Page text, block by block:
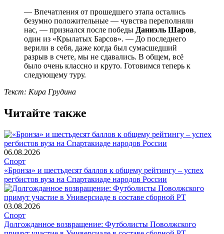
— Впечатления от прошедшего этапа остались
безумно положительные — чувства переполняли
нас, — признался после победы Даниэль Шаров,
один из «Крылатых Барсов». — До последнего
верили в себя, даже когда был сумасшедший
разрыв в счете, мы не сдавались. В общем, всё
было очень классно и круто. Готовимся теперь к
следующему туру.
Текст: Кира Грудина
Читайте также
06.08.2026
Спорт
«Бронза» и шестьдесят баллов к общему рейтингу – успех
регбистов вуза на Спартакиаде народов России
03.08.2026
Спорт
Долгожданное возвращение: Футболисты Поволжского